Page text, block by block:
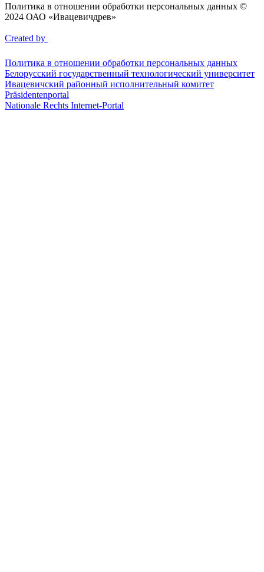
Политика в отношении обработки персональных данных ©
2024 ОАО «Ивацевичдрев»
Created by
Политика в отношении обработки персональных данных
Белорусский государственный технологический университет
Ивацевичский районный исполнительный комитет
Präsidentenportal
Nationale Rechts Internet-Portal